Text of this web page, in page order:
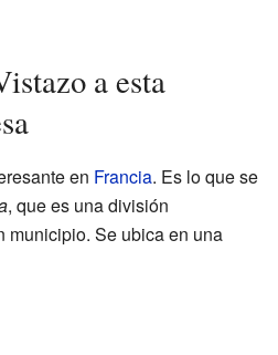
a esta
en Francia. Es lo que se
, que es una división
municipio. Se ubica en una